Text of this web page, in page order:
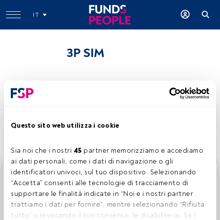
Questo sito web utilizza i cookie
Sia noi che i nostri 45 partner memorizziamo e accediamo
ai dati personali, come i dati di navigazione o gli
identificatori univoci, sul tuo dispositivo. Selezionando
“Accetta” consenti alle tecnologie di tracciamento di
supportare le finalità indicate in “Noi e i nostri partner
trattiamo i dati per fornire”, mentre selezionando “Rifiuta
tutto” o revocando il tuo consenso, le disabiliterai. Se i
IT
3P SIM
Questo è un articolo riservato agli utenti FundsPeople. Se
sei già registrato, accedi tramite il pulsante Login. Se non
hai ancora un account, ti invitiamo a registrarti per scoprire
tutti i contenuti che FundsPeople ha da offrire.